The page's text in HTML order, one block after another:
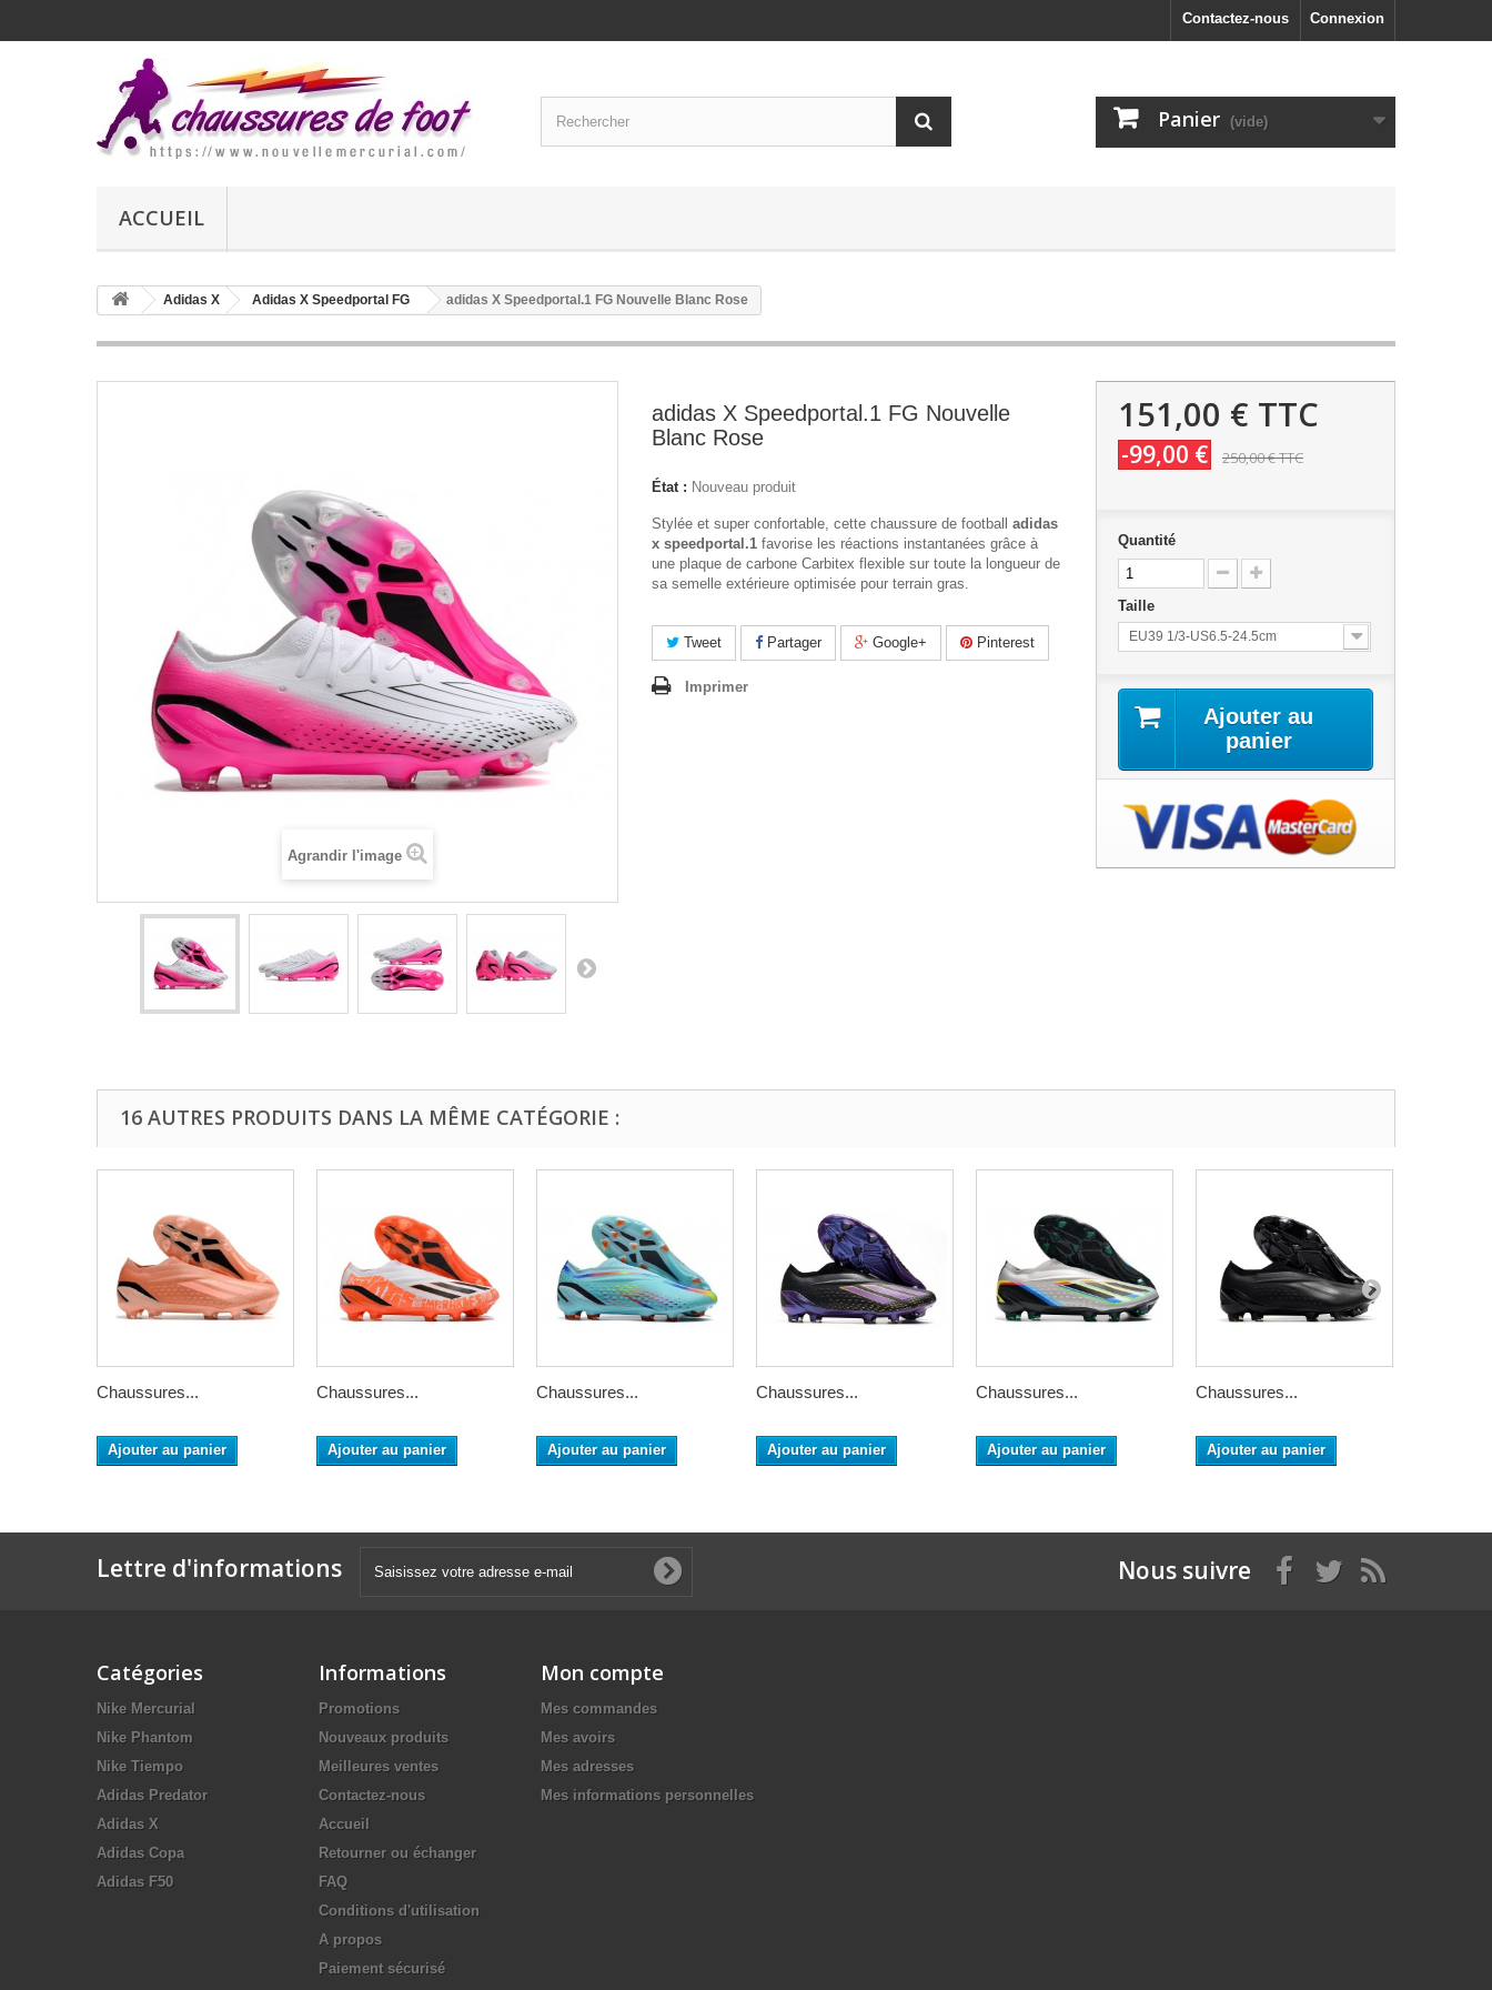
Connexion
Contactez-nous
Panier (vide)
ACCUEIL
Adidas X Adidas X Speedportal FG adidas X Speedportal.1 FG Nouvelle Blanc Rose
Agrandir l'image
adidas X Speedportal.1 FG Nouvelle
Blanc Rose
État : Nouveau produit
Stylée et super confortable, cette chaussure de football adidas
x speedportal.1 favorise les réactions instantanées grâce à
une plaque de carbone Carbitex flexible sur toute la longueur de
sa semelle extérieure optimisée pour terrain gras.
Tweet Partager Google+ Pinterest
Imprimer
151,00 € TTC
-99,00 € 250,00 €TTC
Quantité
Taille
EU39 1/3-US6.5-24.5cm
Ajouter au
panier
16 AUTRES PRODUITS DANS LA MÊME CATÉGORIE :
Chaussures...
Ajouter au panier
Chaussures...
Ajouter au panier
Chaussures...
Ajouter au panier
Chaussures...
Ajouter au panier
Chaussures...
Ajouter au panier
Chaussures...
Ajouter au panier
Lettre d'informations Nous suivre
Catégories
Nike Mercurial
Nike Phantom
Nike Tiempo
Adidas Predator
Adidas X
Adidas Copa
Adidas F50
Informations
Promotions
Nouveaux produits
Meilleures ventes
Contactez-nous
Accueil
Retourner ou échanger
FAQ
Conditions d'utilisation
A propos
Paiement sécurisé
Mon compte
Mes commandes
Mes avoirs
Mes adresses
Mes informations personnelles